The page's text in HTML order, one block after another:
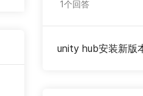
1个回答
unity hub安装新版